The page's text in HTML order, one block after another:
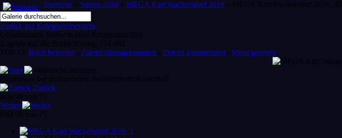
Startseite » Saison 2016 » MEGA Kart Wackersdorf 2016 » MEGA Kart Wackersdorf 2016_49
Zurück zur Kategorieübersicht
Gesamtanzahl Bilder in allen Kategorien: 510
Zugriffe auf alle Bilder bislang: 124.042
TOP 12: Hoch bewertet - Zuletzt hinzugekommen - Zuletzt kommentiert - Meist gesehen
[Slideshow bei deaktiviertem JacaScript nicht nutzbar]
Zurück
Bild 48 von 75
Weiter
Bild 50 von 75